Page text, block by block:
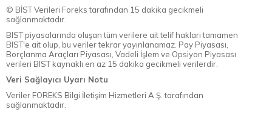
© BİST Verileri Foreks tarafından 15 dakika gecikmeli
sağlanmaktadır.
BIST piyasalarında oluşan tüm verilere ait telif hakları tamamen
BIST'e ait olup, bu veriler tekrar yayınlanamaz. Pay Piyasası,
Borçlanma Araçları Piyasası, Vadeli İşlem ve Opsiyon Piyasası
verileri BIST kaynaklı en az 15 dakika gecikmeli verilerdir.
Veri Sağlayıcı Uyarı Notu
Veriler FOREKS Bilgi İletişim Hizmetleri A.Ş. tarafından
sağlanmaktadır.